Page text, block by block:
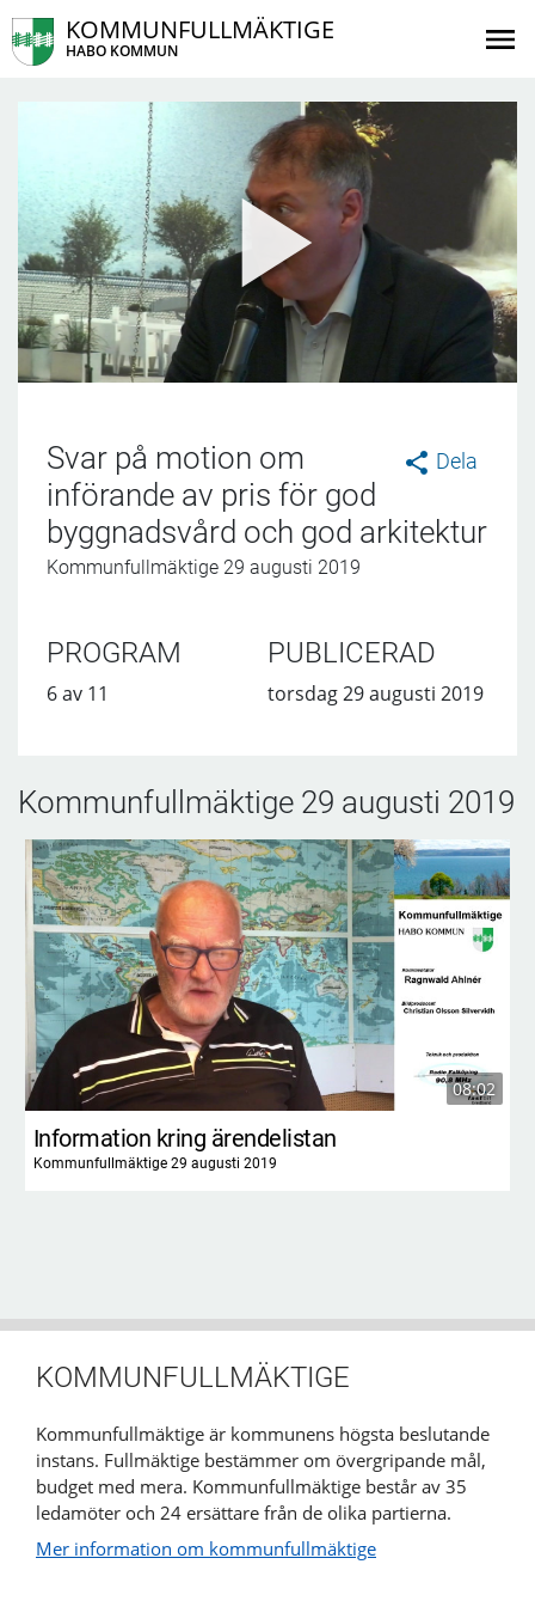
KOMMUNFULLMÄKTIGE
HABO KOMMUN
Dela
Svar på motion om
införande av pris för god
byggnadsvård och god arkitektur
Kommunfullmäktige 29 augusti 2019
PROGRAM
6 av 11
PUBLICERAD
torsdag 29 augusti 2019
Kommunfullmäktige 29 augusti 2019
08:02
Information kring ärendelistan
Kommunfullmäktige 29 augusti 2019
KOMMUNFULLMÄKTIGE
Kommunfullmäktige är kommunens högsta beslutande
instans. Fullmäktige bestämmer om övergripande mål,
budget med mera. Kommunfullmäktige består av 35
ledamöter och 24 ersättare från de olika partierna.
Mer information om kommunfullmäktige